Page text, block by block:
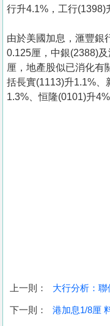
收
行升4.1%，工行(1398)
由於美國加息，滙豐銀
0.125厘，中銀(2388)
厘，地產股似已消化有
括長實(1113)升1.1%、
1.3%、恒隆(0101)升
上一則： 大行分析：
下一則： 港加息1/8厘